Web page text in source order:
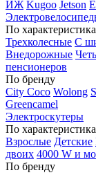
ИЖ Kugoo Jetson
По
Трехколесные С
Внедорожные
пенсионеров
По бренду
City Coco Wolong
Greencamel
Электроскутеры
По
Взрослые Детские
двоих 4000 W и
По бренду